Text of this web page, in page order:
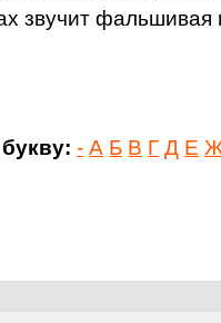
звучит
- А Б В Г Д Е